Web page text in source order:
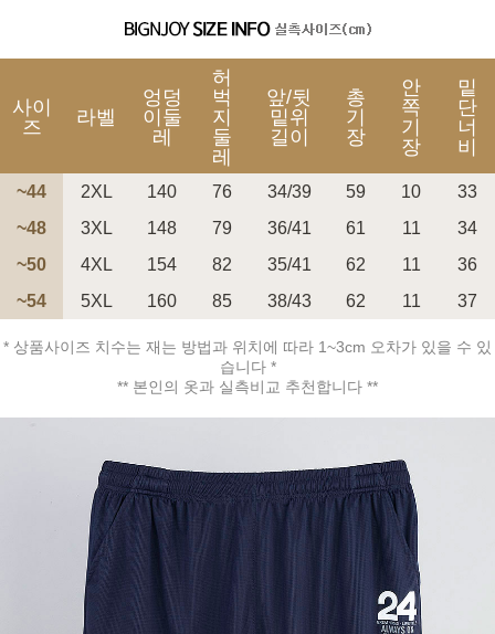
사이
즈
라벨
엉덩
이둘
레
허
벅
지
둘
레
앞/뒷
밑위
길이
총
기
장
안
쪽
기
장
밑
단
너
비
~44 2XL 140 76 34/39 59 10
33
~48
3XL 148 79 36/41 61 11
34
~50
4XL 154 82 35/41 62 11
36
~54
5XL 160 85 38/43 62 11 37
* 상품사이즈 치수는 재는 방법과 위치에 따라 1~3cm 오차가 있을 수 있
습니다 *
** 본인의 옷과 실측비교 추천합니다 **